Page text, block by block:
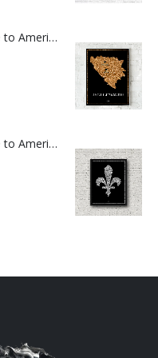
Bosna Take Me to America Navijačka Majica 4
Bosna Take Me to America Navijačka Majica 2